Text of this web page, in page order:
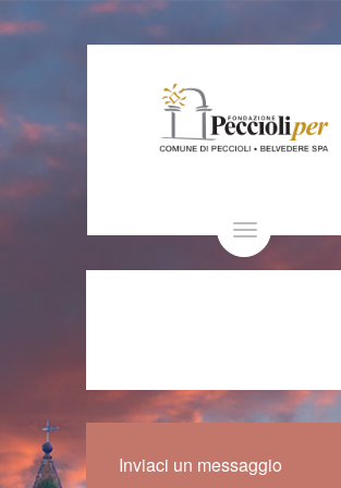
Toggle
navigation
Inviaci un messaggio